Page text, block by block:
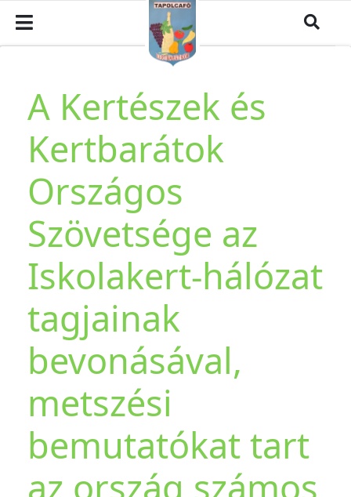
A Kertészek és
Kertbarátok
Országos
Szövetsége az
Iskolakert-hálózat
tagjainak
bevonásával,
metszési
bemutatókat tart
az ország számos